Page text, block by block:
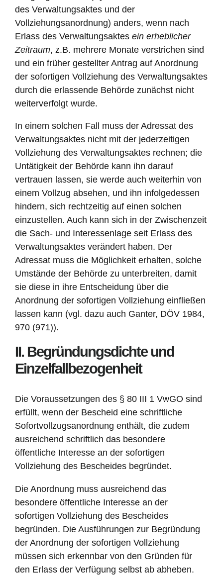
des Verwaltungsaktes und der
Vollziehungsanordnung) anders, wenn nach
Erlass des Verwaltungsaktes ein erheblicher
Zeitraum, z.B. mehrere Monate verstrichen sind
und ein früher gestellter Antrag auf Anordnung
der sofortigen Vollziehung des Verwaltungsaktes
durch die erlassende Behörde zunächst nicht
weiterverfolgt wurde.
In einem solchen Fall muss der Adressat des
Verwaltungsaktes nicht mit der jederzeitigen
Vollziehung des Verwaltungsaktes rechnen; die
Untätigkeit der Behörde kann ihn darauf
vertrauen lassen, sie werde auch weiterhin von
einem Vollzug absehen, und ihn infolgedessen
hindern, sich rechtzeitig auf einen solchen
einzustellen. Auch kann sich in der Zwischenzeit
die Sach- und Interessenlage seit Erlass des
Verwaltungsaktes verändert haben. Der
Adressat muss die Möglichkeit erhalten, solche
Umstände der Behörde zu unterbreiten, damit
sie diese in ihre Entscheidung über die
Anordnung der sofortigen Vollziehung einfließen
lassen kann (vgl. dazu auch Ganter, DÖV 1984,
970 (971)).
II. Begründungsdichte und
Einzelfallbezogenheit
Die Voraussetzungen des § 80 III 1 VwGO sind
erfüllt, wenn der Bescheid eine schriftliche
Sofortvollzugsanordnung enthält, die zudem
ausreichend schriftlich das besondere
öffentliche Interesse an der sofortigen
Vollziehung des Bescheides begründet.
Die Anordnung muss ausreichend das
besondere öffentliche Interesse an der
sofortigen Vollziehung des Bescheides
begründen. Die Ausführungen zur Begründung
der Anordnung der sofortigen Vollziehung
müssen sich erkennbar von den Gründen für
den Erlass der Verfügung selbst ab abheben.